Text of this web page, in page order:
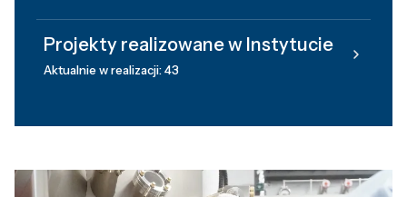
Projekty realizowane w Instytucie
Aktualnie w realizacji: 43